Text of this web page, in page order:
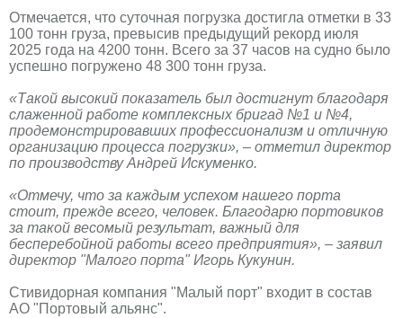
Отмечается, что суточная погрузка достигла отметки в 33
100 тонн груза, превысив предыдущий рекорд июля
2025 года на 4200 тонн. Всего за 37 часов на судно было
успешно погружено 48 300 тонн груза.
«Такой высокий показатель был достигнут благодаря
слаженной работе комплексных бригад №1 и №4,
продемонстрировавших профессионализм и отличную
организацию процесса погрузки», – отметил директор
по производству Андрей Искуменко.
«Отмечу, что за каждым успехом нашего порта
стоит, прежде всего, человек. Благодарю портовиков
за такой весомый результат, важный для
бесперебойной работы всего предприятия», – заявил
директор "Малого порта" Игорь Кукунин.
Стивидорная компания "Малый порт" входит в состав
АО "Портовый альянс".